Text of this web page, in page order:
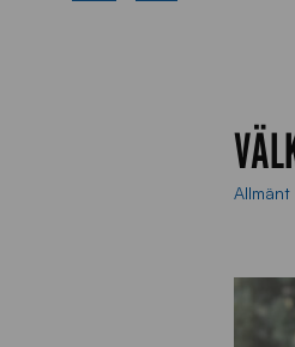
Allmänt